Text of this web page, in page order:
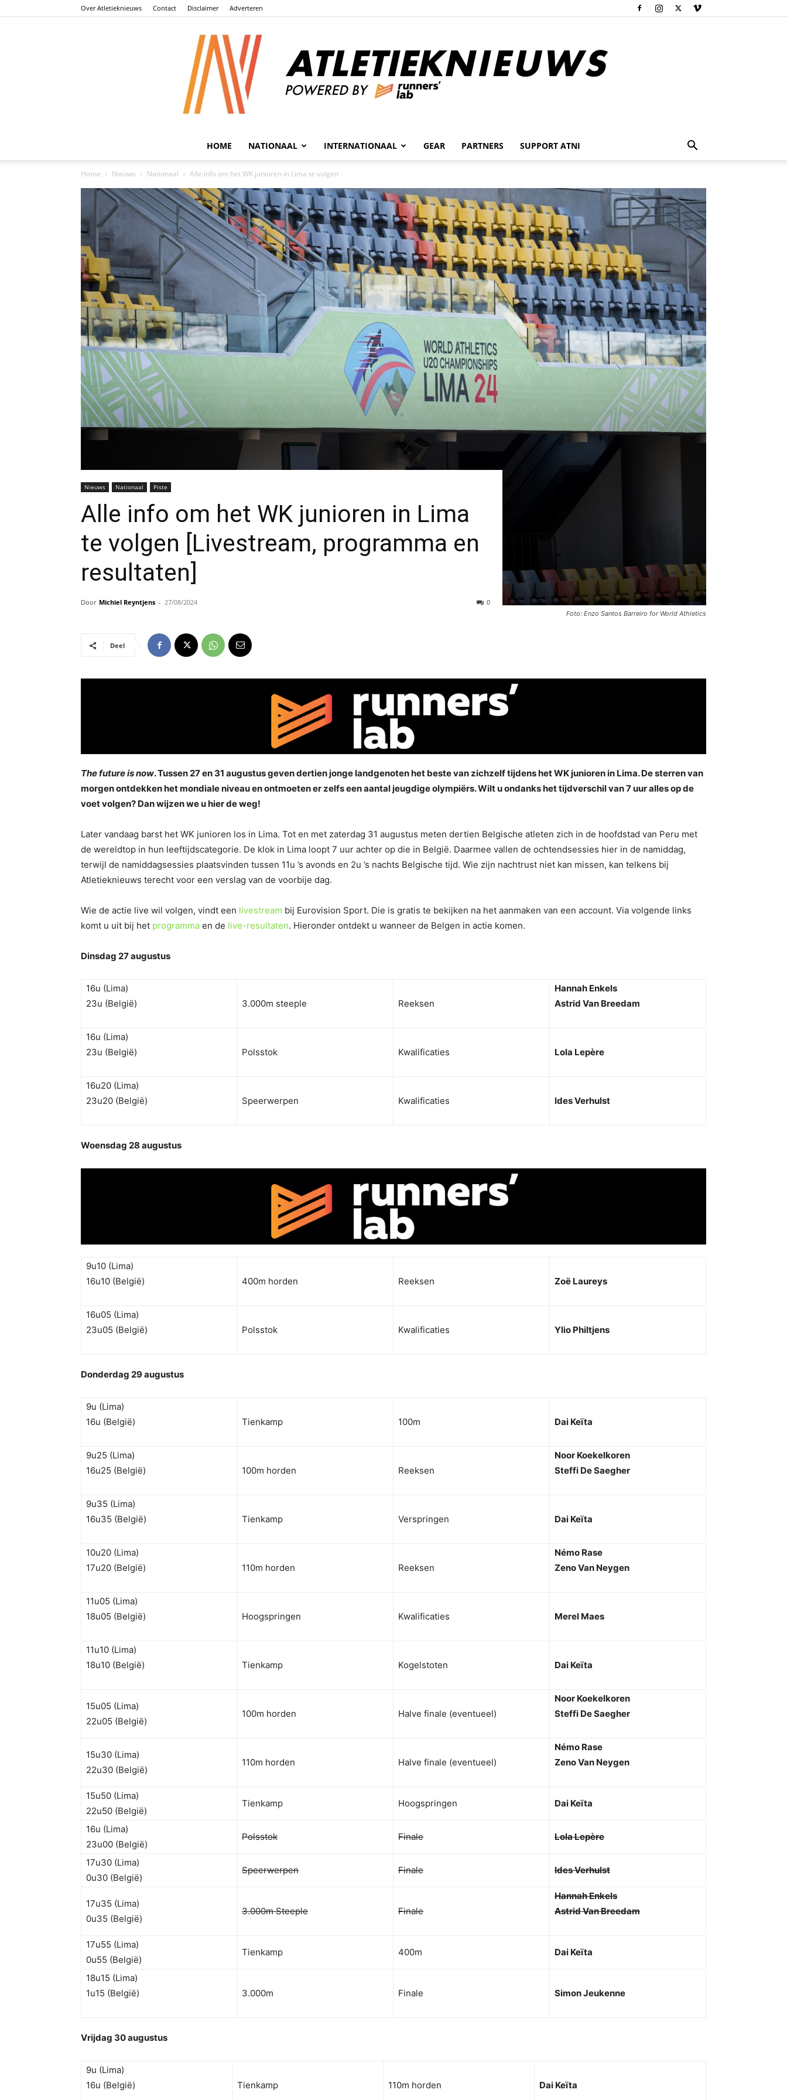
Over Atletieknieuws Contact Disclaimer Adverteren
HOME NATIONAAL INTERNATIONAAL GEAR PARTNERS SUPPORT ATNI
Home Nieuws Nationaal Alle info om het WK junioren in Lima te volgen
Foto: Enzo Santos Barreiro for World Athletics
Nieuws Nationaal Piste
Alle info om het WK junioren in Lima
te volgen [Livestream, programma en
resultaten]
Door Michiel Reyntjens - 27/08/2024 0
Deel
The future is now. Tussen 27 en 31 augustus geven dertien jonge landgenoten het beste van zichzelf tijdens het WK junioren in Lima. De sterren van
morgen ontdekken het mondiale niveau en ontmoeten er zelfs een aantal jeugdige olympiërs. Wilt u ondanks het tijdverschil van 7 uur alles op de
voet volgen? Dan wijzen we u hier de weg!
Later vandaag barst het WK junioren los in Lima. Tot en met zaterdag 31 augustus meten dertien Belgische atleten zich in de hoofdstad van Peru met
de wereldtop in hun leeftijdscategorie. De klok in Lima loopt 7 uur achter op die in België. Daarmee vallen de ochtendsessies hier in de namiddag,
terwijl de namiddagsessies plaatsvinden tussen 11u ’s avonds en 2u ’s nachts Belgische tijd. Wie zijn nachtrust niet kan missen, kan telkens bij
Atletieknieuws terecht voor een verslag van de voorbije dag.
Wie de actie live wil volgen, vindt een livestream bij Eurovision Sport. Die is gratis te bekijken na het aanmaken van een account. Via volgende links
komt u uit bij het programma en de live-resultaten. Hieronder ontdekt u wanneer de Belgen in actie komen.
Dinsdag 27 augustus
16u (Lima)
23u (België)
3.000m steeple Reeksen
Hannah Enkels
Astrid Van Breedam
16u (Lima)
23u (België)
Polsstok Kwalificaties Lola Lepère
16u20 (Lima)
23u20 (België)
Speerwerpen Kwalificaties Ides Verhulst
Woensdag 28 augustus
9u10 (Lima)
16u10 (België)
400m horden Reeksen Zoë Laureys
16u05 (Lima)
23u05 (België)
Polsstok Kwalificaties Ylio Philtjens
Donderdag 29 augustus
9u (Lima)
16u (België)
Tienkamp 100m Dai Keïta
9u25 (Lima)
16u25 (België)
100m horden Reeksen
Noor Koekelkoren
Steffi De Saegher
9u35 (Lima)
16u35 (België)
Tienkamp Verspringen Dai Keïta
10u20 (Lima)
17u20 (België)
110m horden Reeksen
Némo Rase
Zeno Van Neygen
11u05 (Lima)
18u05 (België)
Hoogspringen Kwalificaties Merel Maes
11u10 (Lima)
18u10 (België)
Tienkamp Kogelstoten Dai Keïta
15u05 (Lima)
22u05 (België)
100m horden Halve finale (eventueel)
Noor Koekelkoren
Steffi De Saegher
15u30 (Lima)
22u30 (België)
110m horden Halve finale (eventueel)
Némo Rase
Zeno Van Neygen
15u50 (Lima)
22u50 (België)
Tienkamp Hoogspringen Dai Keïta
16u (Lima)
23u00 (België)
Polsstok Finale Lola Lepère
17u30 (Lima)
0u30 (België)
Speerwerpen Finale Ides Verhulst
17u35 (Lima)
0u35 (België)
3.000m Steeple Finale
Hannah Enkels
Astrid Van Breedam
17u55 (Lima)
0u55 (België)
Tienkamp 400m Dai Keïta
18u15 (Lima)
1u15 (België)
3.000m Finale Simon Jeukenne
Vrijdag 30 augustus
9u (Lima)
16u (België)
Tienkamp 110m horden Dai Keïta